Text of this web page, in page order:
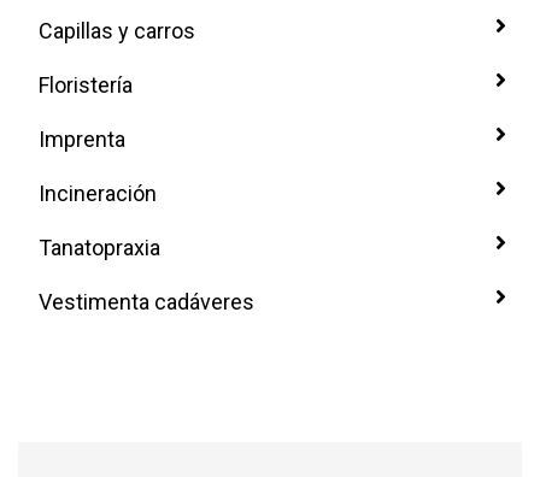
Capillas y carros
Floristería
Imprenta
Incineración
Tanatopraxia
Vestimenta cadáveres